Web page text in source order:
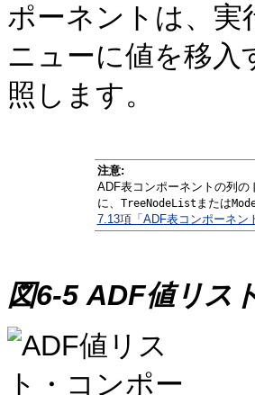
ポーネントは、実
ニューに値を移
照します。
注意:
ADF表コンポーネントの列の
に、 TreeNodeList または
7.13項「ADF表コンポーネン
図6-5 ADF値リス